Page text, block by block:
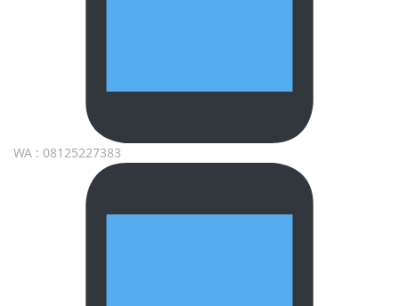
WA : 08125227383